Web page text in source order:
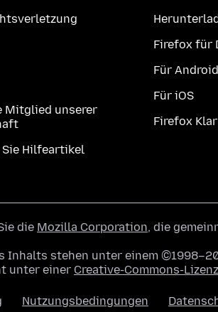
Mitglied unserer
Sie Hilfeartikel
Firefox für
Für Android
Für iOS
Firefox Klar
die Mozilla Corporation, die
Inhalts stehen unter einem
unter einer Creative-Commons-Lizenz
Nutzungsbedingungen